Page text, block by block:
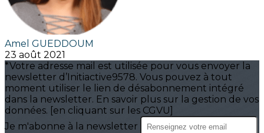
Amel GUEDDOUM
23 août 2021
*Votre adresse mail est utilisée pour vous envoyer la
newsletter d’Initiactive9578. Vous pouvez à tout
moment utiliser le lien de désabonnement intégré
dans la newsletter. En savoir plus sur la gestion de vos
données. [en cliquant sur les CGVU]
Je m'abonne à la newsletter